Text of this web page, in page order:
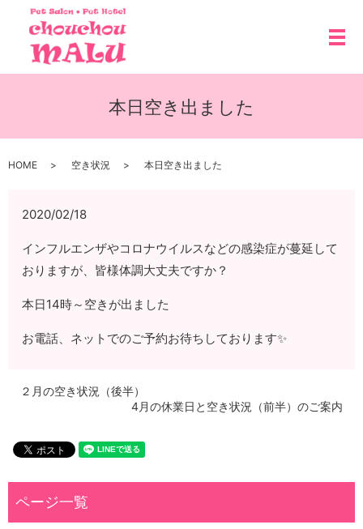
メ
本日空き出ました
HOME 空き状況 本日空き出ました
2020/02/18
インフルエンザやコロナウイルスなどの感染症が蔓延して
おりますが、皆様体調大丈夫ですか？
本日14時～空きが出ました
お電話、ネットでのご予約お待ちしております✨
２月の空き状況（後半）
4月の休業日と空き状況（前半）のご案内